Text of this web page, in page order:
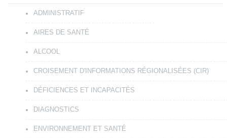
ADMINISTRATIF
AIRES DE SANTÉ
ALCOOL
CROISEMENT D'INFORMATIONS RÉGIONALISÉES (CIR)
DÉFICIENCES ET INCAPACITÉS
DIAGNOSTICS
ENVIRONNEMENT ET SANTÉ